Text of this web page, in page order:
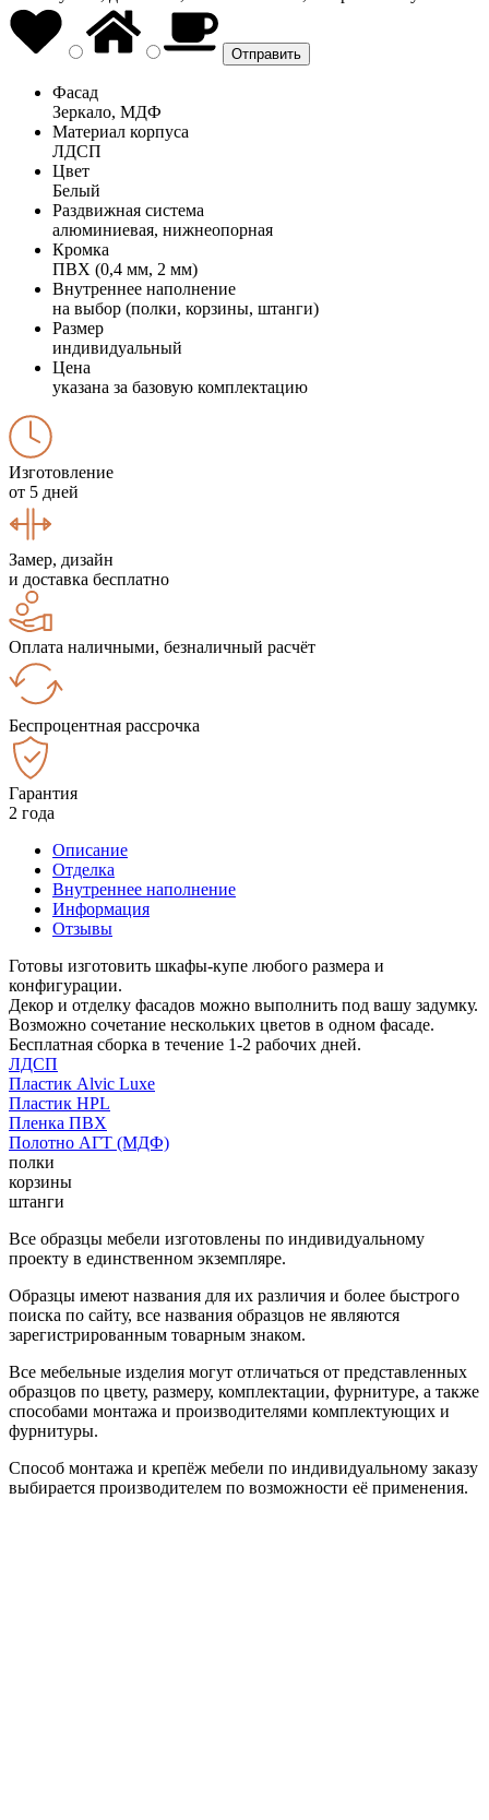
Фасад
Зеркало, МДФ
Материал корпуса
ЛДСП
Цвет
Белый
Раздвижная система
алюминиевая, нижнеопорная
Кромка
ПВХ (0,4 мм, 2 мм)
Внутреннее наполнение
на выбор (полки, корзины, штанги)
Размер
индивидуальный
Цена
указана за базовую комплектацию
Изготовление
от 5 дней
Замер, дизайн
и доставка бесплатно
Оплата наличными, безналичный расчёт
Беспроцентная рассрочка
Гарантия
2 года
Описание
Отделка
Внутреннее наполнение
Информация
Отзывы
Готовы изготовить шкафы-купе любого размера и
конфигурации.
Декор и отделку фасадов можно выполнить под вашу задумку.
Возможно сочетание нескольких цветов в одном фасаде.
Бесплатная сборка в течение 1-2 рабочих дней.
ЛДСП
Пластик Alvic Luxe
Пластик HPL
Пленка ПВХ
Полотно АГТ (МДФ)
полки
корзины
штанги
Все образцы мебели изготовлены по индивидуальному
проекту в единственном экземпляре.
Образцы имеют названия для их различия и более быстрого
поиска по сайту, все названия образцов не являются
зарегистрированным товарным знаком.
Все мебельные изделия могут отличаться от представленных
образцов по цвету, размеру, комплектации, фурнитуре, а также
способами монтажа и производителями комплектующих и
фурнитуры.
Способ монтажа и крепёж мебели по индивидуальному заказу
выбирается производителем по возможности её применения.